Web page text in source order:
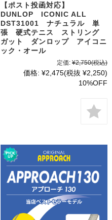
【ポスト投函対応】
DUNLOP ICONIC ALL
DST31001 ナチュラル 単
張 硬式テニス ストリング
ガット ダンロップ アイコニ
ック・オール
定価: ¥2,750(税込)
価格: ¥2,475(税抜 ¥2,250)
10%OFF